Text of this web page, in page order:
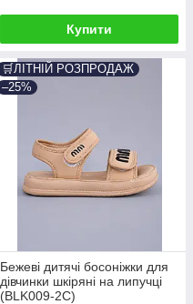
Купити
🛒ЛІТНІЙ РОЗПРОДАЖ
–25%
Бежеві дитячі босоніжки для
дівчинки шкіряні на липучці
(BLK009-2C)